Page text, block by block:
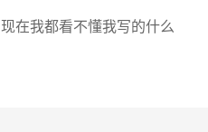
现在我都看不懂我写的什么